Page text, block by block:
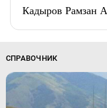
Кадыров Рамзан
СПРАВОЧНИК